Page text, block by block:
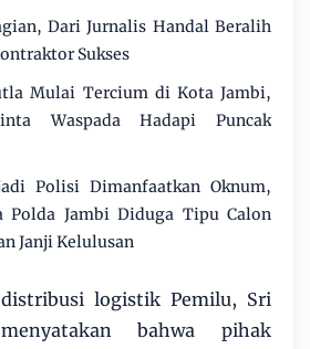
Dari Jurnalis Handal Beralih
Sukses
Mulai Tercium di Kota Jambi,
Waspada Hadapi Puncak
Polisi Dimanfaatkan Oknum,
Polda Jambi Diduga Tipu Calon
Janji Kelulusan
logistik Pemilu, Sri
bahwa pihak